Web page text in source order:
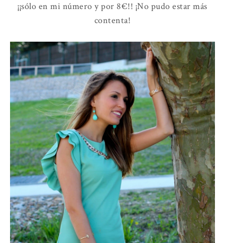
¡¡sólo en mi número y por 8€!! ¡No pudo estar más
contenta!